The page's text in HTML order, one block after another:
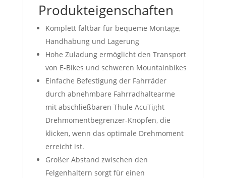
Produkteigenschaften
Komplett faltbar für bequeme Montage,
Handhabung und Lagerung
Hohe Zuladung ermöglicht den Transport
von E-Bikes und schweren Mountainbikes
Einfache Befestigung der Fahrräder
durch abnehmbare Fahrradhaltearme
mit abschließbaren Thule AcuTight
Drehmomentbegrenzer-Knöpfen, die
klicken, wenn das optimale Drehmoment
erreicht ist.
Großer Abstand zwischen den
Felgenhaltern sorgt für einen